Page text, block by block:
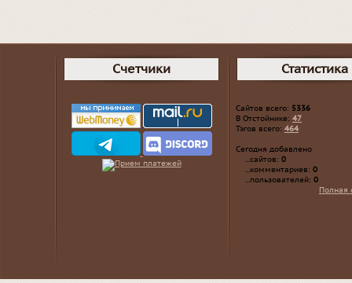
Счетчики Статистика
Сайтов всего: 5336
В Отстойнике: 47
Тэгов всего: 464
Сегодня добавлено
...сайтов: 0
...комментариев: 0
...пользователей: 0
Полная